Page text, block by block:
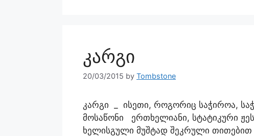
კარგი
20/03/2015 by Tombstone
კარგი _ ისეთი, როგორიც საჭიროა,
მოსაწონი ერთხელიანი, სტატიკური
ხელისგული მუშტად შეკრული თითებით